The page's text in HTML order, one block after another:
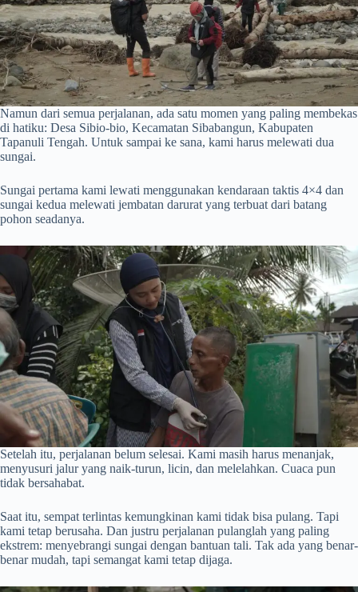
Namun dari semua perjalanan, ada satu momen yang paling membekas
di hatiku: Desa Sibio-bio, Kecamatan Sibabangun, Kabupaten
Tapanuli Tengah. Untuk sampai ke sana, kami harus melewati dua
sungai.
Sungai pertama kami lewati menggunakan kendaraan taktis 4×4 dan
sungai kedua melewati jembatan darurat yang terbuat dari batang
pohon seadanya.
Setelah itu, perjalanan belum selesai. Kami masih harus menanjak,
menyusuri jalur yang naik-turun, licin, dan melelahkan. Cuaca pun
tidak bersahabat.
Saat itu, sempat terlintas kemungkinan kami tidak bisa pulang. Tapi
kami tetap berusaha. Dan justru perjalanan pulanglah yang paling
ekstrem: menyebrangi sungai dengan bantuan tali. Tak ada yang benar-
benar mudah, tapi semangat kami tetap dijaga.